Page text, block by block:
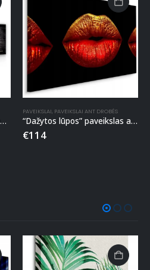
“Orchidėjų grožis” tapyba ant drobės
PAVEIKSLAI, PAVEIKSLAI ANT DROBĖS
“Dažytos lūpos” paveikslas ant drobės
€114